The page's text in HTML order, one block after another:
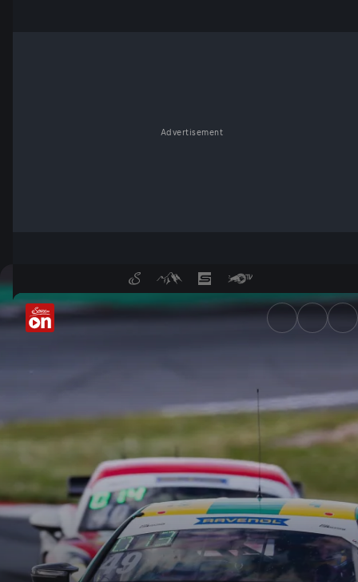
Advertisement
ADAC GT4 Germany: